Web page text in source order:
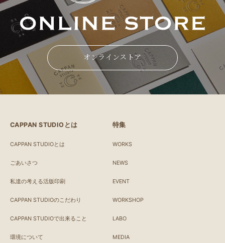
オンラインストア
CAPPAN STUDIOとは
CAPPAN STUDIOとは
ごあいさつ
私達の考える活版印刷
CAPPAN STUDIOのこだわり
CAPPAN STUDIOで出来ること
環境について
特集
WORKS
NEWS
EVENT
WORKSHOP
LABO
MEDIA